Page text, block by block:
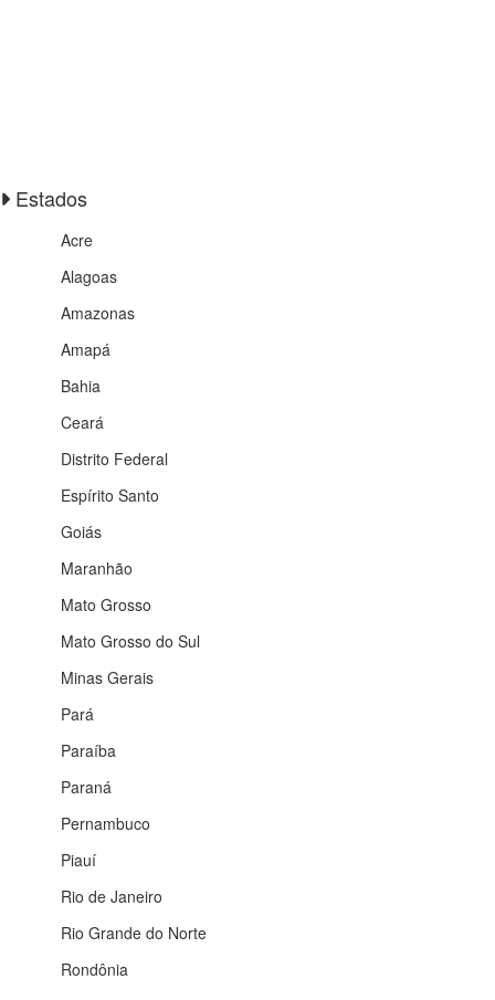
Estados
Acre
Alagoas
Amazonas
Amapá
Bahia
Ceará
Distrito Federal
Espírito Santo
Goiás
Maranhão
Mato Grosso
Mato Grosso do Sul
Minas Gerais
Pará
Paraíba
Paraná
Pernambuco
Piauí
Rio de Janeiro
Rio Grande do Norte
Rondônia